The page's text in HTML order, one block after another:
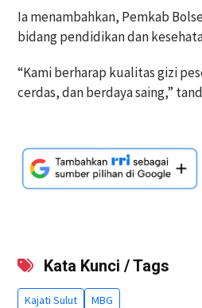
Ia menambahkan, Pemkab
bidang pendidikan dan
“Kami berharap kualitas gizi
cerdas, dan berdaya saing,”
Kata Kunci / Tags
Kajati Sulut MBG